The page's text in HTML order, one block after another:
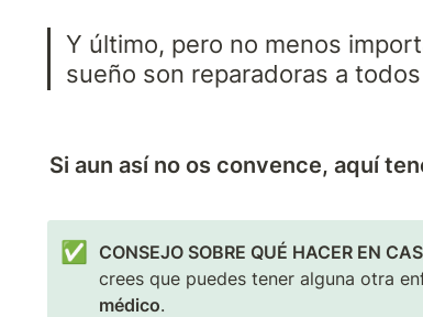
Y último, pero no menos
sueño son reparadoras a
Si aun así no os convence, aquí
✅ CONSEJO SOBRE QUÉ HACER EN
crees que puedes tener alguna otra
médico.